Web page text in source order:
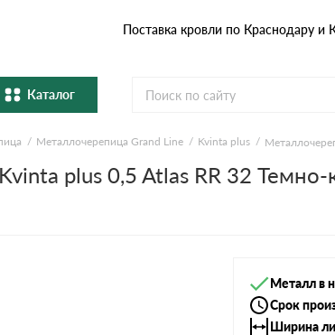
Поставка кровли по Краснодару и
Каталог
Металлочерепица
Натуральная керамическая
Металлочерепица Grand Line Kvinta plus
plus 0,5 Atlas RR 32
Металл в
Срок
Ширина